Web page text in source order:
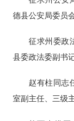
德县公安局委员
征求州委政
县委政法委副书
赵有柱同志
室副主任、三级